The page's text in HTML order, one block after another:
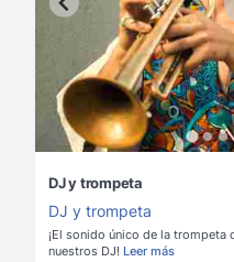
DJ y trompeta
DJ y trompeta
¡El sonido único de la
nuestros DJ! Leer más